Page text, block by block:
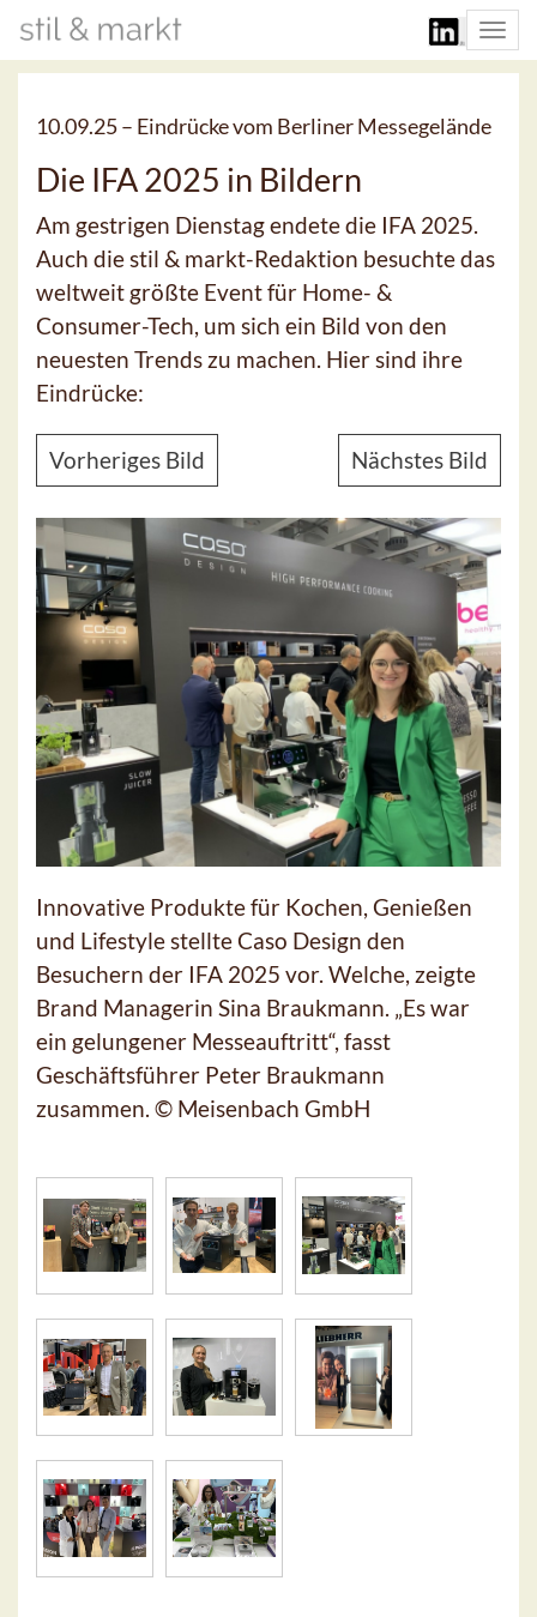
10.09.25 – Eindrücke vom Berliner Messegelände
Die IFA 2025 in Bildern
Am gestrigen Dienstag endete die IFA 2025.
Auch die stil & markt-Redaktion besuchte das
weltweit größte Event für Home- &
Consumer-Tech, um sich ein Bild von den
neuesten Trends zu machen. Hier sind ihre
Eindrücke:
Vorheriges Bild Nächstes Bild
Innovative Produkte für Kochen, Genießen
und Lifestyle stellte Caso Design den
Besuchern der IFA 2025 vor. Welche, zeigte
Brand Managerin Sina Braukmann. „Es war
ein gelungener Messeauftritt“, fasst
Geschäftsführer Peter Braukmann
zusammen. © Meisenbach GmbH